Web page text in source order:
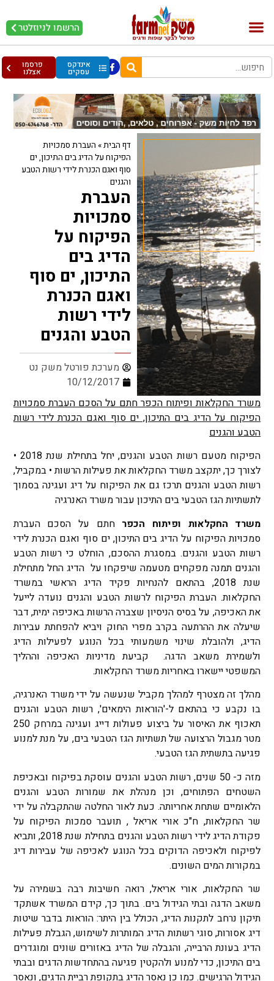
הרשמו לניוזלטר
אינדקס
עסקים
פרסמו
אצלנו
דף הבית» העברת סמכויות
הפיקוח על הדיג בים התיכון, ים
סוף ואגם הכנרת לידי רשות הטבע
והגנים
העברת
סמכויות
הפיקוח על
הדיג בים
התיכון, ים סוף
ואגם הכנרת
לידי רשות
הטבע והגנים
מערכת פורטל משק נט
10/12/2017
משרד החקלאות ופיתוח הכפר חתם על הסכם העברת סמכויות
הפיקוח על הדיג בים התיכון, ים סוף ואגם הכנרת לידי רשות
הטבע והגנים
הפיקוח מטעם רשות הטבע והגנים, יחל בתחילת שנת 2018 •
לצורך כך, יתקצב משרד החקלאות את פעילות הרשות • במקביל,
רשות הטבע והגנים תרכז גם את הפיקוח על דיג ועגינה בסמוך
לתשתיות הגז הטבעי בים התיכון עבור משרד האנרגיה
משרד החקלאות ופיתוח הכפר חתם על הסכם העברת
סמכויות הפיקוח על הדיג בים התיכון, ים סוף ואגם הכנרת לידי
רשות הטבע והגנים. במסגרת ההסכם, הוחלט כי רשות הטבע
והגנים תמנה מפקחים מטעמה שיפקחו על הדיג החל מתחילת
שנת 2018, בהתאם להנחיות פקיד הדיג הראשי במשרד
החקלאות. העברת הפיקוח לרשות הטבע והגנים נועדה לייעל
את האכיפה, על בסיס הניסיון שצברה הרשות באכיפה ימית, דבר
שיעלה את ההרתעה בקרב מפרי החוק ויביא להפחתת עבירות
הדיג, ולהובלת שינוי משמעותי בכל הנוגע לפעילות הדיג
ולשמירת משאב הדגה. קביעת מדיניות האכיפה וההליך
המשפטי יישארו באחריות משרד החקלאות.
מהלך זה מצטרף למהלך מקביל שנעשה על ידי משרד האנרגיה,
בו נקבע כי בהתאם ל-'הוראות הימאים', רשות הטבע והגנים
תאכוף את האיסור על ביצוע פעולות דייג ועגינה במרחק 250
מטר מגבול הרצועה של תשתיות הגז הטבעי בים, על מנת למנוע
פגיעה בתשתית הגז הטבעי.
מזה כ- 50 שנים, רשות הטבע והגנים עוסקת בפיקוח ובאכיפת
השטחים הפתוחים, וכן מנהלת את שמורות הטבע והגנים
הלאומיים שתחת אחריותה. כעת לאור החלטה שהתקבלה על ידי
שר החקלאות, ח"כ אורי אריאל , תועבר סמכות הפיקוח על
פקודת הדיג לידי רשות הטבע והגנים בתחילת שנת 2018, ותביא
לפיקוח ולאכיפה הדוקים בכל הנוגע לאכיפה של עבירות דיג
במקורות המים השונים.
שר החקלאות, אורי אריאל, רואה חשיבות רבה בשמירה על
משאב הדגה ובתי הגידול בים. בתוך כך, קידם המשרד אשתקד
תיקון נרחב לתקנות הדיג, הכולל בין היתר: הוראות בדבר שיטות
דיג אסורות, סוגי רשתות הדיג המותרות לשימוש, הגבלת פעילות
הדיג בעונת הרבייה, והגבלה של הדיג באזורים שונים ומוגדרים
בים התיכון, כדי למנוע ולהקטין פגיעה בהתחדשות הדגים ובבתי
הגידול הרגישים. כמו כן נאסר הדיג בתקופת רביית הדגים, ונאסר